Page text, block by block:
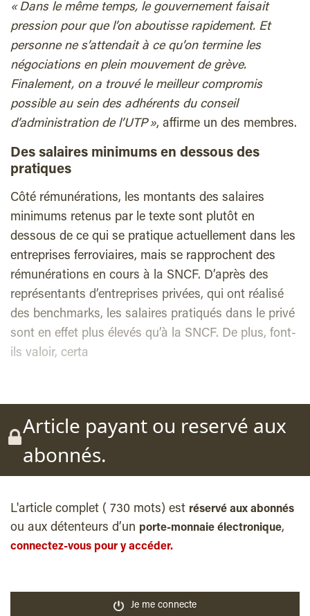
« Dans le même temps, le gouvernement faisait
pression pour que l’on aboutisse rapidement. Et
personne ne s’attendait à ce qu’on termine les
négociations en plein mouvement de grève.
Finalement, on a trouvé le meilleur compromis
possible au sein des adhérents du conseil
d’administration de l’UTP », affirme un des membres.
Des salaires minimums en dessous des
pratiques
Côté rémunérations, les montants des salaires
minimums retenus par le texte sont plutôt en
dessous de ce qui se pratique actuellement dans les
entreprises ferroviaires, mais se rapprochent des
rémunérations en cours à la SNCF. D’après des
représentants d’entreprises privées, qui ont réalisé
des benchmarks, les salaires pratiqués dans le privé
sont en effet plus élevés qu’à la SNCF. De plus, font-
ils valoir, certa
Article payant ou reservé aux
abonnés.
L'article complet ( 730 mots) est réservé aux abonnés
ou aux détenteurs d’un porte-monnaie électronique,
connectez-vous pour y accéder.
Je me connecte